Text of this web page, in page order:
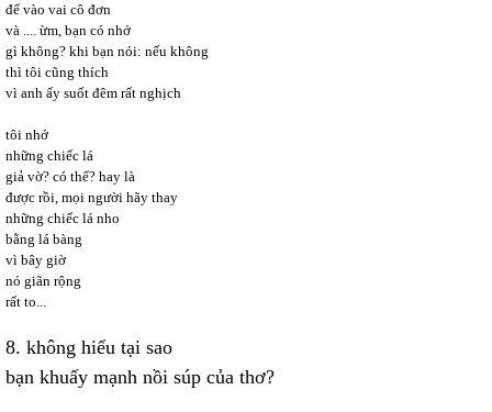
để vào vai cô đơn
và .... ừm, bạn có nhớ
gì không? khi bạn nói: nếu không
thì tôi cũng thích
vì anh ấy suốt đêm rất nghịch
tôi nhớ
những chiếc lá
giả vờ? có thể? hay là
được rồi, mọi người hãy thay
những chiếc lá nho
bằng lá bàng
vì bây giờ
nó giãn rộng
rất to...
8. không hiểu tại sao
bạn khuấy mạnh nồi súp của thơ?